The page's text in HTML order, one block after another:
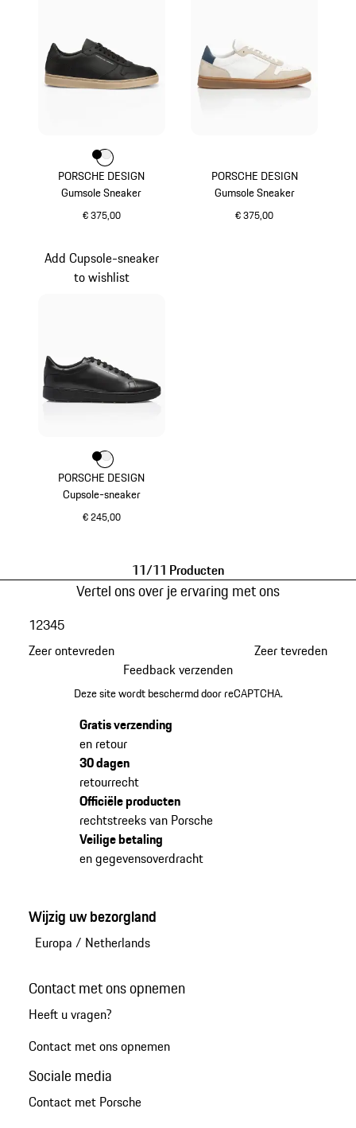
PORSCHE DESIGN
Gumsole Sneaker
€ 375,00
Kleur
KleurKleur
PORSCHE DESIGN
Gumsole Sneaker
€ 375,00
PORSCHE DESIGN
Cupsole-sneaker
€ 245,00
Add Cupsole-sneaker
to wishlist
Kleur
KleurKleur
11/11 Producten
Vertel ons over je ervaring met ons
Zeer ontevreden
12345
Zeer tevreden
Feedback verzenden
Deze site wordt beschermd door reCAPTCHA.
Gratis verzending
en retour
30 dagen
retourrecht
Officiële producten
rechtstreeks van Porsche
Veilige betaling
en gegevensoverdracht
Wijzig uw bezorgland
Europa / Netherlands
Contact met ons opnemen
Heeft u vragen?
Contact met ons opnemen
Sociale media
Contact met Porsche